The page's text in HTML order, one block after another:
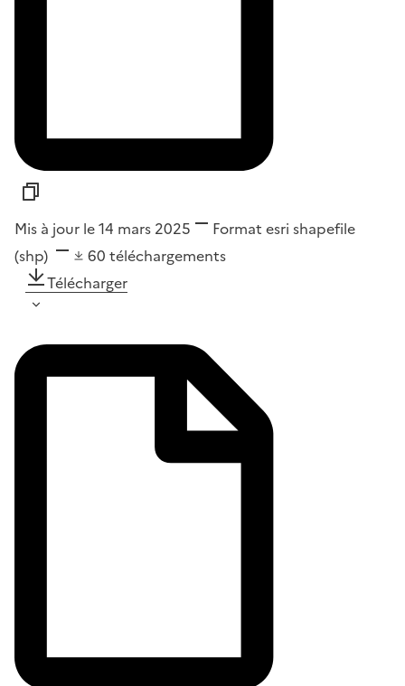
Mis à jour le 14 mars 2025 Format esri shapefile
(shp)
60 téléchargements
Télécharger